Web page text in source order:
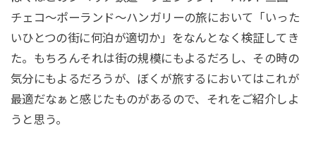
チェコ〜ポーランド〜ハンガリーの旅において「いった
いひとつの街に何泊が適切か」をなんとなく検証してき
た。もちろんそれは街の規模にもよるだろし、その時の
気分にもよるだろうが、ぼくが旅するにおいてはこれが
最適だなぁと感じたものがあるので、それをご紹介しよ
うと思う。